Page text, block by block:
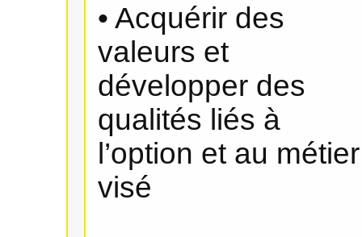
• Acquérir des
valeurs et
développer des
qualités liés à
l’option et au métier
visé